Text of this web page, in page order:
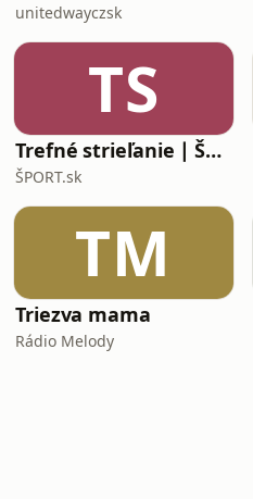
unitedwayczsk
TS
Trefné strieľanie ∣ ŠPORT.sk
ŠPORT.sk
TM
Triezva mama
Rádio Melody